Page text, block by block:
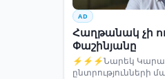
AD
Հաղթանակ չի
Փաշինյանը
⚡⚡⚡Նարեկ
ընտրությունների